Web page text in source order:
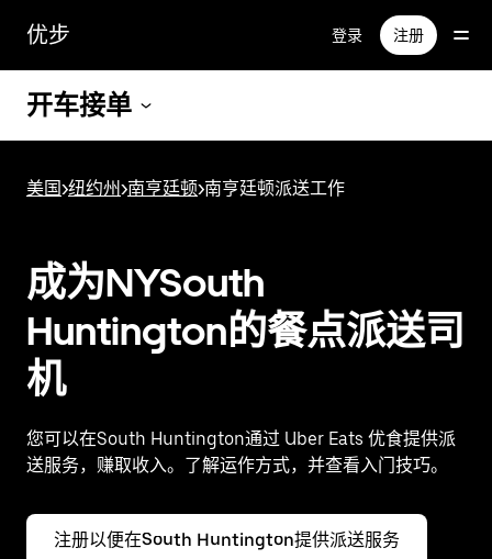
容
优步 登录 注册
开车接单
美国>纽约州>南亨廷顿>南亨廷顿派送工作
成为NYSouth
Huntington的餐点派送司
机
您可以在South Huntington通过 Uber Eats 优食提供派
送服务，赚取收入。了解运作方式，并查看入门技巧。
注册以便在South Huntington提供派送服务